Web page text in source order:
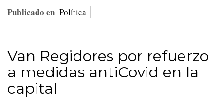
Publicado en Política
Van Regidores por refuerzo
a medidas antiCovid en la
capital